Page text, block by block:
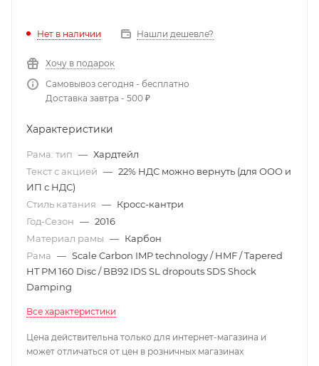
Нет в наличии Нашли дешевле?
Хочу в подарок
Самовывоз сегодня - бесплатно
Доставка завтра - 500 ₽
Характеристики
Рама: тип — Хардтейл
Текст с акцией — 22% НДС можно вернуть (для ООО и
ИП с НДС)
Стиль катания — Кросс-кантри
Год-Сезон — 2016
Материал рамы — Карбон
Рама — Scale Carbon IMP technology / HMF / Tapered
HT PM 160 Disc / BB92 IDS SL dropouts SDS Shock
Damping
Все характеристики
Цена действительна только для интернет-магазина и
может отличаться от цен в розничных магазинах